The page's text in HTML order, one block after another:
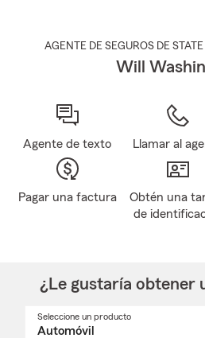
AGENTE DE SEGUROS DE
Will
Agente de texto Llamar al
Pagar una factura
Obtén una
de
¿Le gustaría obtener
Seleccione un producto